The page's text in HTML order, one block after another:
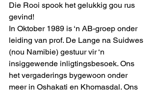
Die Rooi spook het gelukkig gou rus
gevind!
In Oktober 1989 is ‘n AB-groep onder
leiding van prof. De Lange na Suidwes
(nou Namibie) gestuur vir ‘n
insiggewende inligtingsbesoek. Ons
het vergaderings bygewoon onder
meer in Oshakati en Khomasdal. Ons